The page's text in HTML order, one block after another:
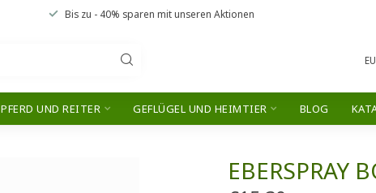
Bis zu - 40% sparen mit unseren Aktionen
PFERD UND REITER GEFLÜGEL UND HEIMTIER BLOG
EBERSPRAY